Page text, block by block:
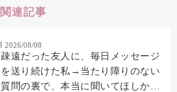
関連記事
2026/08/08
疎遠だった友人に、毎日メッセージ
を送り続けた私→当たり障りのない
質問の裏で、本当に聞いてほしかっ